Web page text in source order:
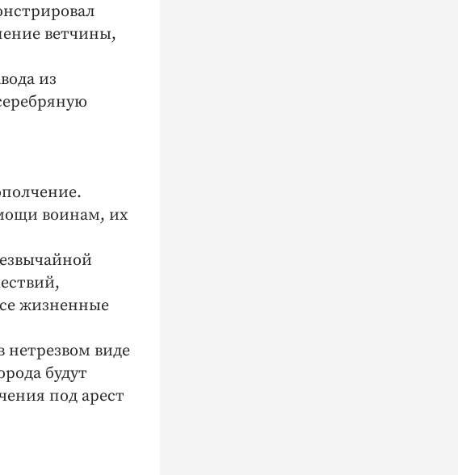
ветчины,
из
воинам, их
жизненные
нетрезвом виде
будут
под арест